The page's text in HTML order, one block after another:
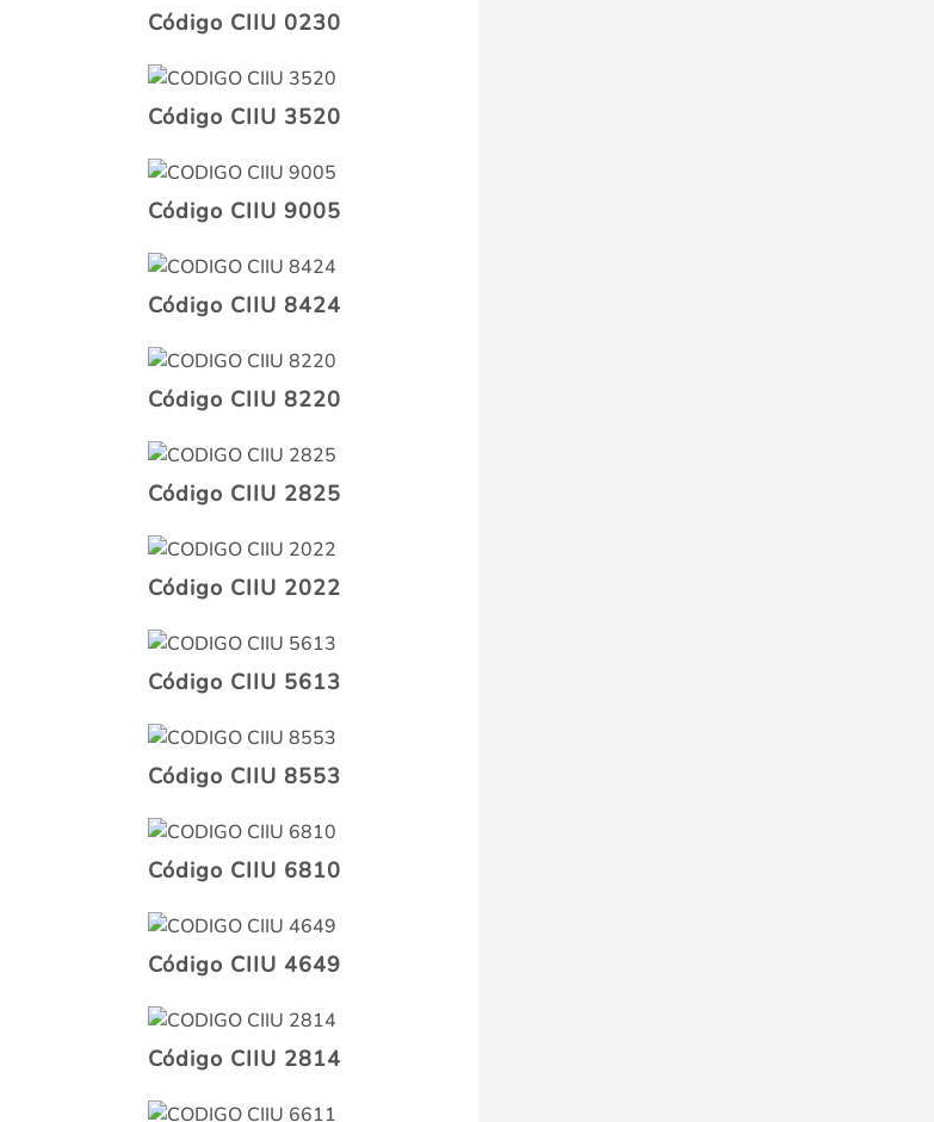
Código CIIU 0230
Código CIIU 3520
Código CIIU 9005
Código CIIU 8424
Código CIIU 8220
Código CIIU 2825
Código CIIU 2022
Código CIIU 5613
Código CIIU 8553
Código CIIU 6810
Código CIIU 4649
Código CIIU 2814